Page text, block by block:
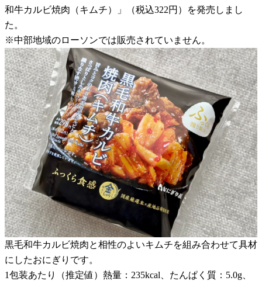
和牛カルビ焼肉（キムチ）」（税込322円）を発売しまし
た。
※中部地域のローソンでは販売されていません。
黒毛和牛カルビ焼肉と相性のよいキムチを組み合わせて具材
にしたおにぎりです。
1包装あたり（推定値）熱量：235kcal、たんぱく質：5.0g、